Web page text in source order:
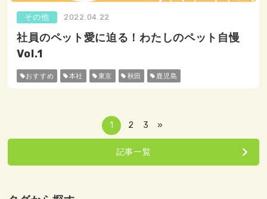
その他 2022.04.22
社員のペット愛に迫る！わたしのペット自慢
Vol.1
おすすめ 本社 東京 秋田 鹿児島
1 2 3 »
記事一覧